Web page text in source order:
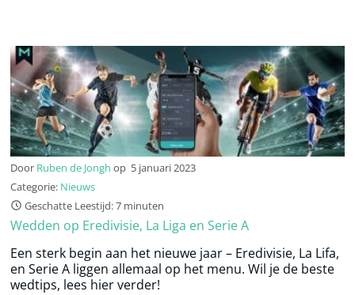
Door Ruben de Jongh op 5 januari 2023
Categorie: Nieuws
Geschatte Leestijd: 7 minuten
Wedden op Eredivisie, La Liga en Serie A
Een sterk begin aan het nieuwe jaar – Eredivisie, La Lifa,
en Serie A liggen allemaal op het menu. Wil je de beste
wedtips, lees hier verder!